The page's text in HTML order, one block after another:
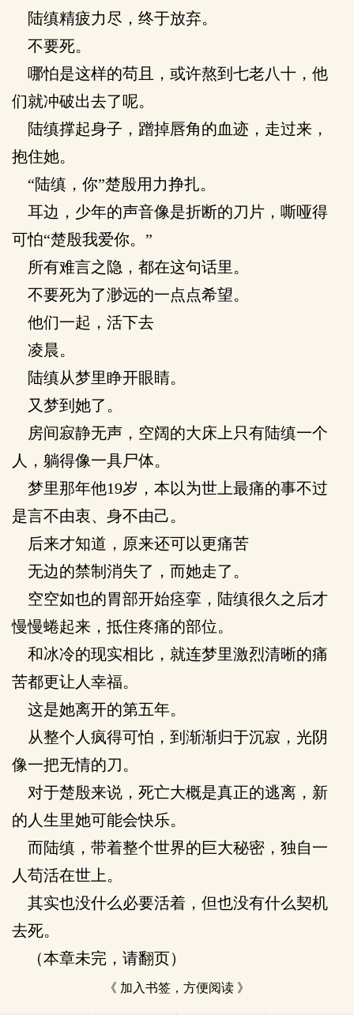
陆缜精疲力尽，终于放弃。
不要死。
哪怕是这样的苟且，或许熬到七老八十，他
们就冲破出去了呢。
陆缜撑起身子，蹭掉唇角的血迹，走过来，
抱住她。
“陆缜，你”楚殷用力挣扎。
耳边，少年的声音像是折断的刀片，嘶哑得
可怕“楚殷我爱你。”
所有难言之隐，都在这句话里。
不要死为了渺远的一点点希望。
他们一起，活下去
凌晨。
陆缜从梦里睁开眼睛。
又梦到她了。
房间寂静无声，空阔的大床上只有陆缜一个
人，躺得像一具尸体。
梦里那年他19岁，本以为世上最痛的事不过
是言不由衷、身不由己。
后来才知道，原来还可以更痛苦
无边的禁制消失了，而她走了。
空空如也的胃部开始痉挛，陆缜很久之后才
慢慢蜷起来，抵住疼痛的部位。
和冰冷的现实相比，就连梦里激烈清晰的痛
苦都更让人幸福。
这是她离开的第五年。
从整个人疯得可怕，到渐渐归于沉寂，光阴
像一把无情的刀。
对于楚殷来说，死亡大概是真正的逃离，新
的人生里她可能会快乐。
而陆缜，带着整个世界的巨大秘密，独自一
人苟活在世上。
其实也没什么必要活着，但也没有什么契机
去死。
（本章未完，请翻页）
《 加入书签，方便阅读 》